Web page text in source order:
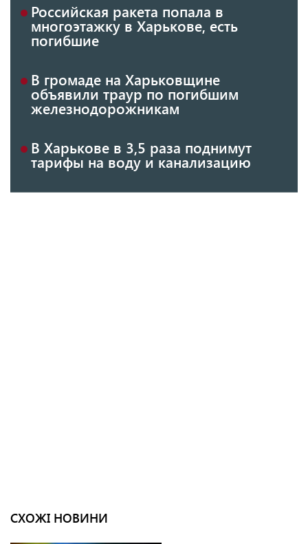
Российская ракета попала в
многоэтажку в Харькове, есть
погибшие
В громаде на Харьковщине
объявили траур по погибшим
железнодорожникам
В Харькове в 3,5 раза поднимут
тарифы на воду и канализацию
СХОЖІ НОВИНИ